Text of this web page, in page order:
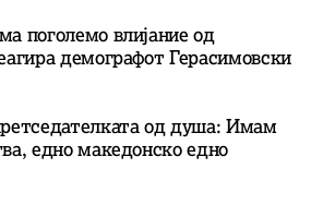
поголемо влијание од
демографот Герасимовски
од душа: Имам
едно македонско едно